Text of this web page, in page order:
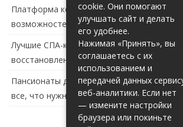
Платформа контейнеризации в России:
возможностей и перспектив развития
Лучшие СПА-комплексы в Тольятти с
восстановление за городом
Пансионаты для пожилых с деменцией в
все, что нужно знать
cookie. Они помогают
улучшать сайт и делать
его удобнее.
Нажимая «Принять», вы
соглашаетесь с их
использованием и
передачей данных
веб-аналитики. Если нет
— измените настройки
браузера или покиньте